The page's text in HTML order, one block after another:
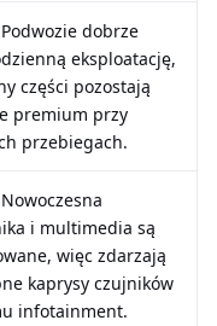
Podwozie dobrze
eksploatację,
części pozostają
premium przy
przebiegach.
Nowoczesna
i multimedia są
więc zdarzają
kaprysy czujników
infotainment.